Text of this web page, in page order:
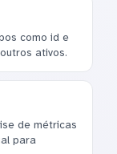
como id e
ativos.
de métricas
para